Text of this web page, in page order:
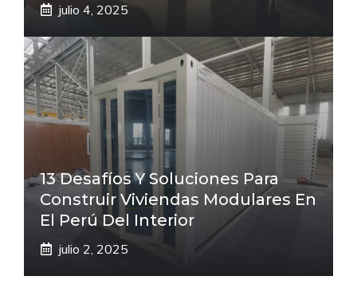
julio 4, 2025
13 Desafíos Y Soluciones Para
Construir Viviendas Modulares En
El Perú Del Interior
julio 2, 2025